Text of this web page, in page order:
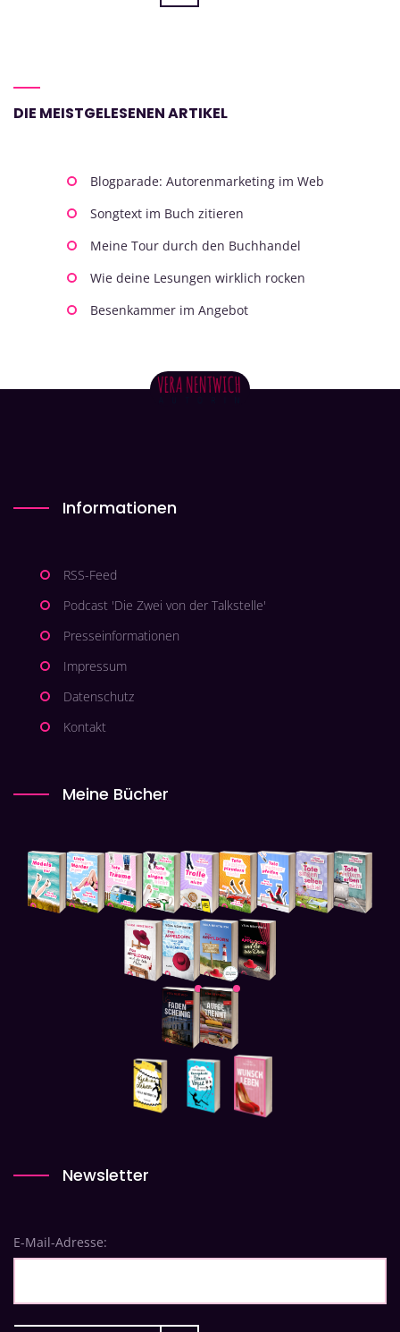
DIE MEISTGELESENEN ARTIKEL
Blogparade: Autorenmarketing im Web
Songtext im Buch zitieren
Meine Tour durch den Buchhandel
Wie deine Lesungen wirklich rocken
Besenkammer im Angebot
Informationen
RSS-Feed
Podcast 'Die Zwei von der Talkstelle'
Presseinformationen
Impressum
Datenschutz
Kontakt
Meine Bücher
Newsletter
E-Mail-Adresse: